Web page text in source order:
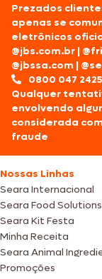
Prezados
apenas se
eletrônicos
@jbs.com.br |
@jbssa.com |
0800 047 2425
Qualquer
envolvendo
considerada
fraude
Nossas Linhas
Seara Internacional
Seara Food Solutions
Seara Kit Festa
Minha Receita
Seara Animal
Promoções